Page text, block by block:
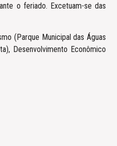
o feriado. Excetuam-se das
(Parque Municipal das Águas
Desenvolvimento Econômico